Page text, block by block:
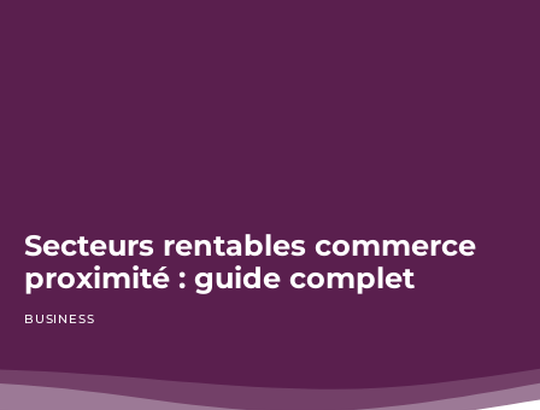
Secteurs rentables commerce
proximité : guide complet
BUSINESS